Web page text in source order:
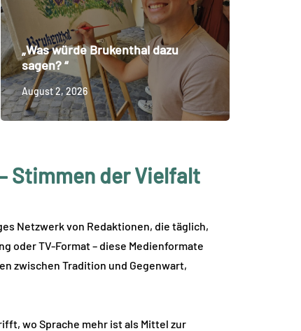
„Was würde Brukenthal dazu
sagen? “
August 2, 2026
Stimmen der Vielfalt
Netzwerk von Redaktionen, die täglich,
oder TV-Format – diese Medienformate
zwischen Tradition und Gegenwart,
wo Sprache mehr ist als Mittel zur